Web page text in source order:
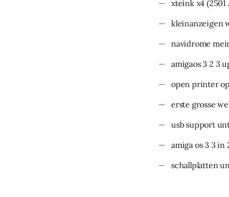
xteink x4
kleinanzeigen
navidrome
amigaos 3 2 3
open printer
erste grosse
usb support
amiga os 3 3 in
schallplatten